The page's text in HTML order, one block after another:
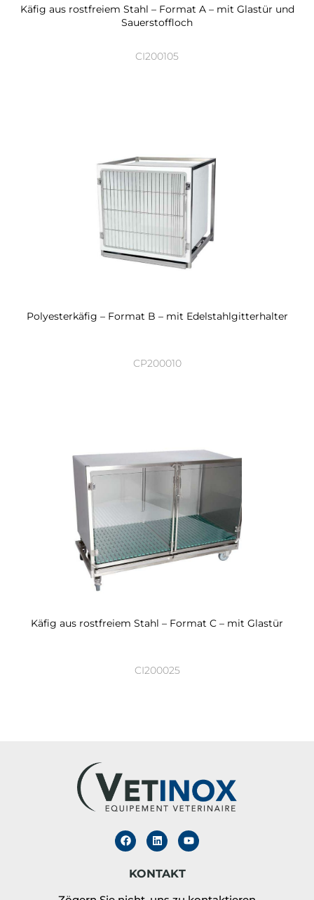
Käfig aus rostfreiem Stahl – Format A – mit Glastür und
Sauerstoffloch
CI200105
Polyesterkäfig – Format B – mit Edelstahlgitterhalter
CP200010
Käfig aus rostfreiem Stahl – Format C – mit Glastür
CI200025
KONTAKT